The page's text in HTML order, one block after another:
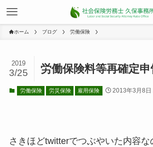
ホーム ブログ 労働保険
労働保険料等再確定
2019
3/25
労働保険 労災保険 雇用保険 2013年3月8日
さきほどtwitterでつぶやいた内容